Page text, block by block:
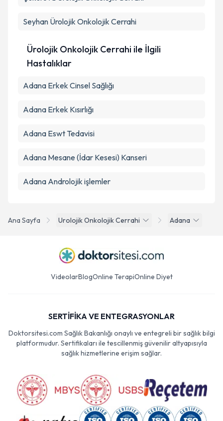
Ana Sayfa Urolojik Onkolojik Cerrahi Adana
Seyhan Ürolojik Onkolojik Cerrahi
Ürolojik Onkolojik Cerrahi ile İlgili
Hastalıklar
Adana Erkek Cinsel Sağlığı
Adana Erkek Kısırlığı
Adana Eswt Tedavisi
Adana Mesane (İdar Kesesi) Kanseri
Adana Androlojik işlemler
VideolarBlogOnline TerapiOnline Diyet
SERTİFİKA VE ENTEGRASYONLAR
Doktorsitesi.com Sağlık Bakanlığı onaylı ve entegreli bir sağlık bilgi
platformudur. Sertifikaları ile tescillenmiş güvenilir altyapısıyla
sağlık hizmetlerine erişim sağlar.